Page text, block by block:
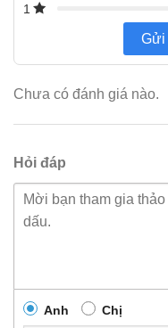
1
Gửi
Chưa có đánh giá nào.
Hỏi đáp
Anh Chị